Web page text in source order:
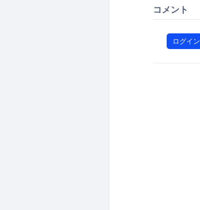
コメント
ログイン